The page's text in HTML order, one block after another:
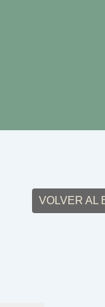
VOLVER AL